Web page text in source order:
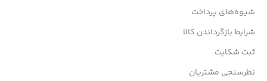
شیوه‌های پرداخت
شرایط بازگرداندن کالا
ثبت شکایت
نظرسنجی مشتریان